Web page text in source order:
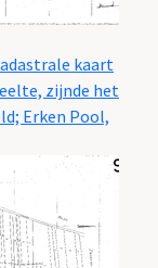
kaart
zijnde het
Erken Pool,